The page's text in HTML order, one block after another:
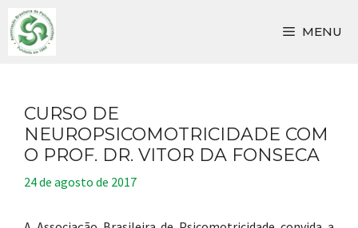
Pular
para
MENU
CURSO DE
NEUROPSICOMOTRICIDADE COM
O PROF. DR. VITOR DA FONSECA
24 de agosto de 2017